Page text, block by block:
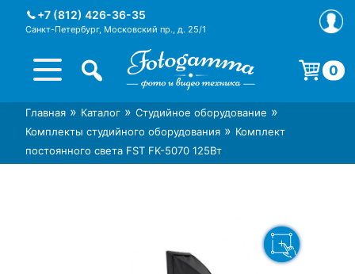
+7 (812) 426-36-35
Санкт-Петербург, Московский пр., д. 25/1
Интернет-магазин фототехники
Foto-Gamma в СПб
Магазин фотоаксессуаров foto-
gamma.ru
0
Корзина пуста.
Главная » Каталог » Студийное оборудование »
Комплекты студийного оборудования » Комплект
постоянного света FST FK-5070 125Вт